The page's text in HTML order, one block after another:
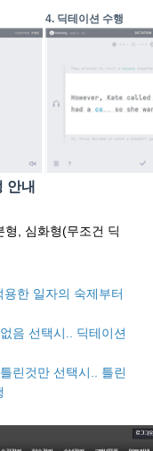
4. 딕테이션 수행
안내
, 심화형(무조건 딕
한 일자의 숙제부터
음 선택시.. 딕테이션
린것만 선택시.. 틀린